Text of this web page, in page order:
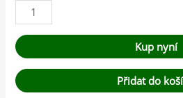
Kup nyní
Přidat do